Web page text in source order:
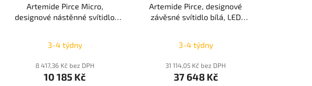
Artemide Pirce Micro,
designové nástěnné svítidlo
3-4 týdny
8 417,36 Kč bez DPH
10 185 Kč
Artemide Pirce, designové
závěsné svítidlo bílá, LED
hodnocení
produktu
je
3-4 týdny
31 114,05 Kč bez DPH
37 648 Kč